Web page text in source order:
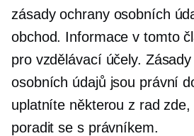
zásady ochrany osobních
obchod. Informace v tomto
pro vzdělávací účely.
osobních údajů jsou právní
uplatníte některou z rad
poradit se s právníkem.